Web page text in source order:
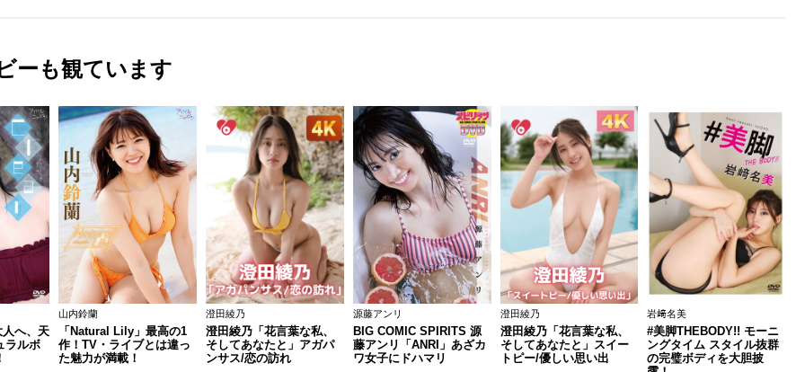
ーも観ています
へ、天
ラルボ
山内鈴蘭
「Natural Lily」最高の1
作！TV・ライブとは違っ
た魅力が満載！
澄田綾乃
澄田綾乃「花言葉な私、
そしてあなたと」アガパ
ンサス/恋の訪れ
源藤アンリ
BIG COMIC SPIRITS 源
藤アンリ「ANRI」あざカ
ワ女子にドハマリ
澄田綾乃
澄田綾乃「花言葉な私、
そしてあなたと」スイー
トピー/優しい思い出
岩﨑名美
#美脚THEBODY!! モーニ
ングタイム スタイル抜群
の完璧ボディを大胆披